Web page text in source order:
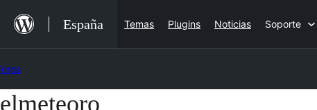
contenido
España Temas Plugins Noticias Soporte
Saltar
elmeteoro